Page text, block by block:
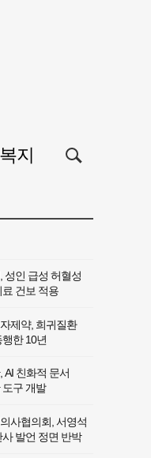
지
검색창
열기/
성인 급성 허혈성
건보 적용
제약, 희귀질환
한 10년
AI 친화적 문서
도구 개발
사협의회, 서영석
발언 정면 반박